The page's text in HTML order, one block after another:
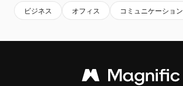
ビジネス オフィス コミュニケーション